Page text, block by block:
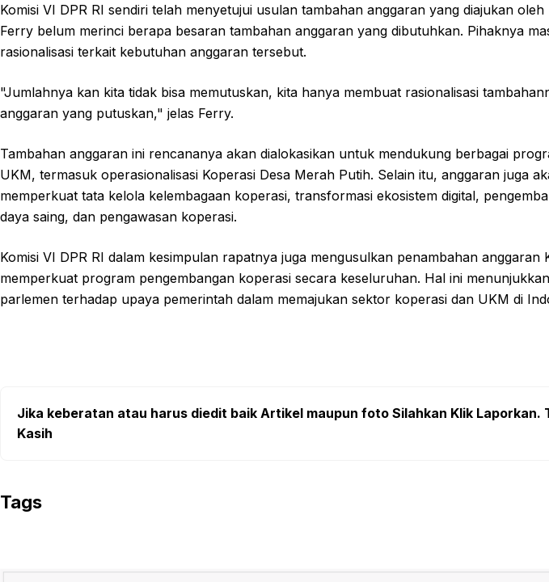
Komisi VI DPR RI sendiri telah menyetujui usulan tambahan anggaran yang diajukan
Ferry belum merinci berapa besaran tambahan anggaran yang dibutuhkan. Pihaknya
rasionalisasi terkait kebutuhan anggaran tersebut.
"Jumlahnya kan kita tidak bisa memutuskan, kita hanya membuat rasionalisasi
anggaran yang putuskan," jelas Ferry.
Tambahan anggaran ini rencananya akan dialokasikan untuk mendukung berbagai
UKM, termasuk operasionalisasi Koperasi Desa Merah Putih. Selain itu, anggaran juga
memperkuat tata kelola kelembagaan koperasi, transformasi ekosistem digital,
daya saing, dan pengawasan koperasi.
Komisi VI DPR RI dalam kesimpulan rapatnya juga mengusulkan penambahan
memperkuat program pengembangan koperasi secara keseluruhan. Hal ini
parlemen terhadap upaya pemerintah dalam memajukan sektor koperasi dan UKM di
Jika keberatan atau harus diedit baik Artikel maupun foto Silahkan Klik Laporkan.
Kasih
Tags